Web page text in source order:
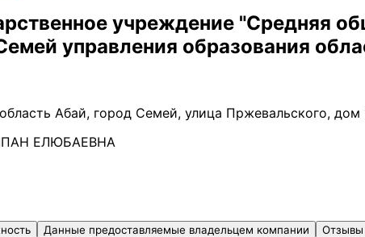
учреждение "Средняя
управления образования
Абай, город Семей, улица Пржевальского, дом
ЕЛЮБАЕВНА
Данные предоставляемые владельцем компании
Отзывы